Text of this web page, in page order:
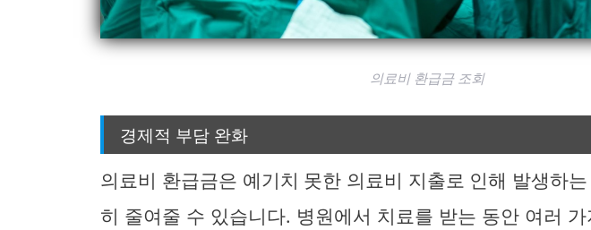
의료비 환급금 조회
경제적 부담 완화
의료비 환급금은 예기치 못한 의료비 지출로 인해 발생하
히 줄여줄 수 있습니다. 병원에서 치료를 받는 동안 여러